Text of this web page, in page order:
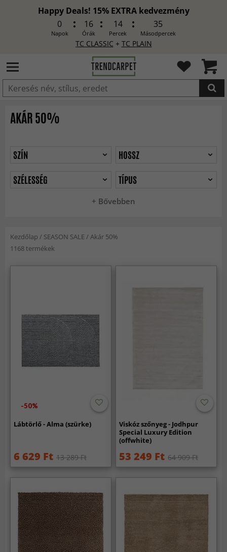
Happy Deals! 15% EXTRA kedvezmény
0
Napok
16
Órák
14
Percek
33
Másodpercek
TC CLASSIC + TC PLAIN
AKÁR 50%
+ Bővebben
SZÍN
HOSSZ
SZÉLESSÉG
TÍPUS
Kezdőlap / SEASON SALE /Akár 50%
1168 termékek
-50%
Lábtörlő - Alma (szürke)
6 629 Ft 13 289 Ft
Viskóz szőnyeg - Jodhpur
Special Luxury Edition
(offwhite)
53 249 Ft 64 909 Ft